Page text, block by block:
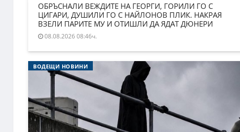
ОБРЪСНАЛИ ВЕЖДИТЕ НА ГЕОРГИ, ГОРИЛИ ГО С
ЦИГАРИ, ДУШИЛИ ГО С НАЙЛОНОВ ПЛИК. НАКРАЯ
ВЗЕЛИ ПАРИТЕ МУ И ОТИШЛИ ДА ЯДАТ ДЮНЕРИ
08.08.2026 08:46ч.
ВОДЕЩИ НОВИНИ